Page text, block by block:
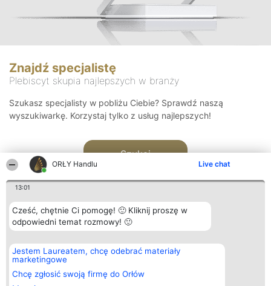
ORŁY Handlu Live chat
13:01
Cześć, chętnie Ci pomogę! 🙂 Kliknij proszę w
odpowiedni temat rozmowy! 🙂
Jestem Laureatem, chcę odebrać materiały
marketingowe
Chcę zgłosić swoją firmę do Orłów
Znajdź specjalistę
Plebiscyt skupia najlepszych w branży
Szukasz specjalisty w pobliżu Ciebie? Sprawdź naszą
wyszukiwarkę. Korzystaj tylko z usług najlepszych!
Szukaj
Organizator plebiscytu
Bright Side Solutions sp. z o.
o. sp. k.
ul. Ruska 22
Wrocław 50-079
Plebiscyt
Laureaci
wszystkich
Laureatów
Kontakt
Kontakt